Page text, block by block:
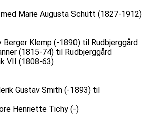
Marie Augusta Schütt (1827-1912)
Berger Klemp (-1890) til Rudbjerggård
(1815-74) til Rudbjerggård
VII (1808-63)
Gustav Smith (-1893) til
Henriette Tichy (-)